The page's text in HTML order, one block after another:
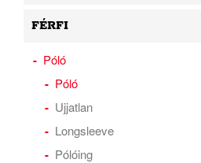
FÉRFI
Póló
Póló
Ujjatlan
Longsleeve
Pólóing